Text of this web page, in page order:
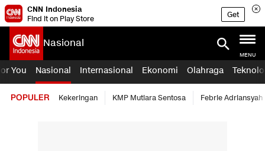
CNN Indonesia
Find it on Play Store
Get
Nasional
MENU
You Nasional Internasional Ekonomi Olahraga
POPULER Kekeringan KMP Mutiara Sentosa Febrie Adriansyah